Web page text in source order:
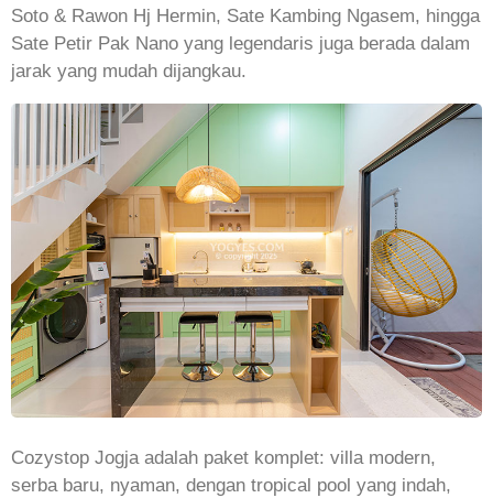
Soto & Rawon Hj Hermin, Sate Kambing Ngasem, hingga
Sate Petir Pak Nano yang legendaris juga berada dalam
jarak yang mudah dijangkau.
Cozystop Jogja adalah paket komplet: villa modern,
serba baru, nyaman, dengan tropical pool yang indah,